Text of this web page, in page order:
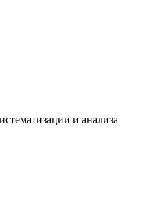
и анализа